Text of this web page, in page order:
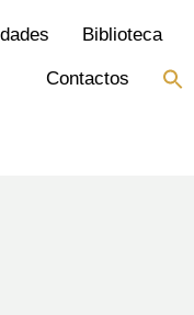
Biblioteca
Contactos